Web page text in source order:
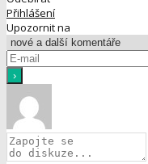
Přihlášení
Upozornit na